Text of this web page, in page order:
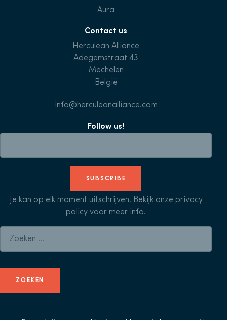
Aura
Contact us
Herculean Alliance
Adegemstraat 43
Mechelen
België
info@herculeanalliance.com
Follow us!
SUBSCRIBE
Je kan op elk moment uitschrijven. Bekijk onze privacy
policy voor meer info.